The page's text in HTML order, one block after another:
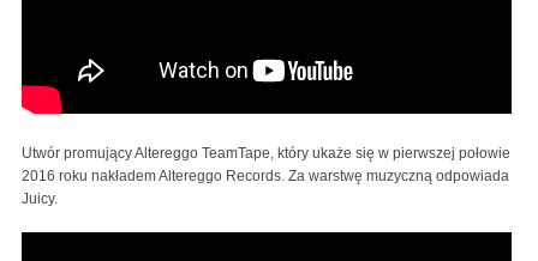
Utwór promujący Altereggo TeamTape, który ukaże się w pierwszej połowie
2016 roku nakładem Altereggo Records. Za warstwę muzyczną odpowiada
Juicy.